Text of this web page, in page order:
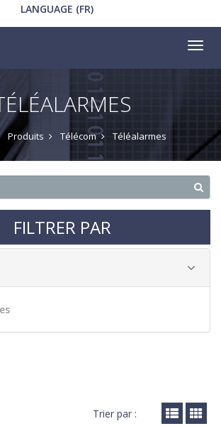
LANGUAGE (FR)
Produits Télécom Téléalarmes
FILTRER PAR
Trier par :